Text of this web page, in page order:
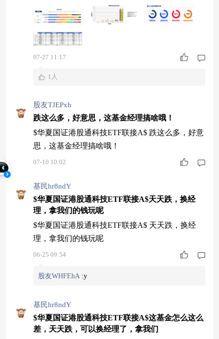
互联网科技业指数 1、指数定位差异 恒生科技
＝“科技旗舰”（硬科技 + 互联网 + 汽车） 国证港
股通科技＝“科技全景图“（硬科技 + 互联网 + 汽车
+创新药） 恒生互联网＝"大盘互联网龙头" 中证港
股通互联网＝"高锐度纯互联网" （来源：Wind，
07-27 11:17
1人
股友TJEPxh
跌这么多，好意思，这基金经理搞啥哦！
$华夏国证港股通科技ETF联接A$ 跌这么多，好意
思，这基金经理搞啥哦！
07-10 10:02
基民hr8ndY
$华夏国证港股通科技ETF联接A$天天跌，换经
理，拿我们的钱玩呢
$华夏国证港股通科技ETF联接A$ 天天跌，换经
理，拿我们的钱玩呢
06-25 09:54
股友WHFEhA :y
基民hr8ndY
$华夏国证港股通科技ETF联接A$这基金怎么这么
差，天天跌，可以换经理了，拿我们